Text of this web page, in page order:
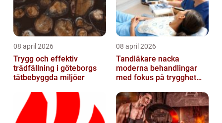
08 april 2026
Trygg och effektiv
trädfällning i göteborgs
tätbebyggda miljöer
08 april 2026
Tandläkare nacka
moderna behandlingar
med fokus på trygghet